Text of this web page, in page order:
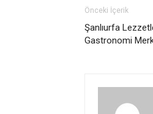
Önceki İçerik
Şanlıurfa
Gastronomi